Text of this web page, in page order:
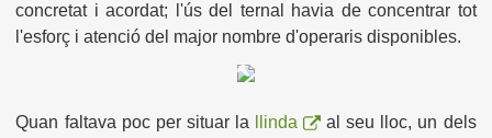
concretat i acordat; l'ús del ternal havia de concentrar tot
l'esforç i atenció del major nombre d'operaris disponibles.
Quan faltava poc per situar la llinda
al seu lloc, un dels